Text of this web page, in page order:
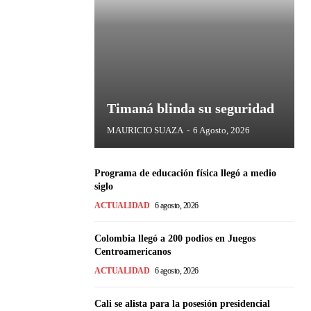
Timaná blinda su seguridad
MAURICIO SUAZA - 6 Agosto, 2026
Programa de educación física llegó a medio
siglo
ACTUALIDAD 6 agosto, 2026
Colombia llegó a 200 podios en Juegos
Centroamericanos
ACTUALIDAD 6 agosto, 2026
Cali se alista para la posesión presidencial